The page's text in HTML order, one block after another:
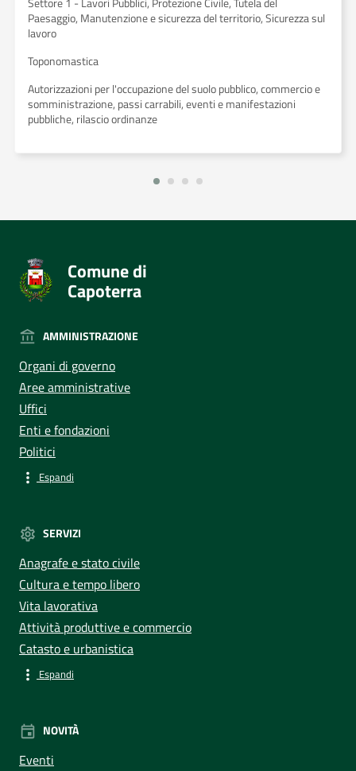
Paesaggio, Manutenzione e sicurezza del territorio, Sicurezza sul
lavoro
Toponomastica
Autorizzazioni per l'occupazione del suolo pubblico, commercio e
somministrazione, passi carrabili, eventi e manifestazioni
pubbliche, rilascio ordinanze
Comune di
Capoterra
AMMINISTRAZIONE
Organi di governo
Aree amministrative
Uffici
Enti e fondazioni
Politici
Espandi
SERVIZI
Anagrafe e stato civile
Cultura e tempo libero
Vita lavorativa
Attività produttive e commercio
Catasto e urbanistica
Espandi
NOVITÀ
Eventi